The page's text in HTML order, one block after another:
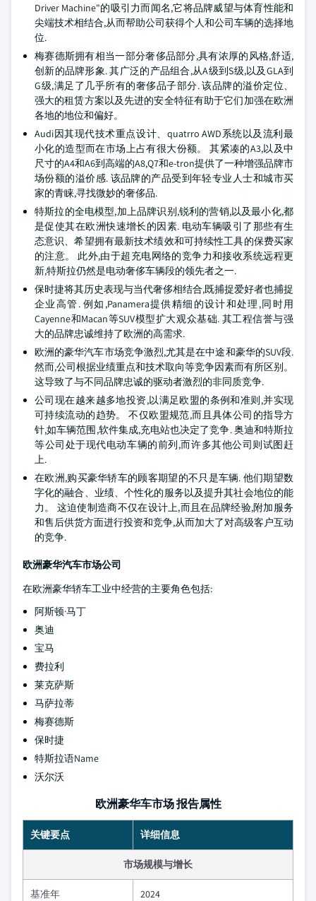
Driver Machine"的吸引力而闻名,它将品牌威望与体育性能和
尖端技术相结合,从而帮助公司获得个人和公司车辆的选择地
位.
梅赛德斯拥有相当一部分奢侈品部分,具有浓厚的风格,舒适,
创新的品牌形象. 其广泛的产品组合,从A级到S级,以及GLA到
G级,满足了几乎所有的奢侈品子部分. 该品牌的溢价定位、
强大的租赁方案以及先进的安全特征有助于它们加强在欧洲
各地的地位和偏好。
Audi因其现代技术重点设计、quatrro AWD系统以及流利最
小化的造型而在市场上占有很大份额。 其紧凑的A3,以及中
尺寸的A4和A6到高端的A8,Q7和e-tron提供了一种增强品牌市
场份额的溢价感. 该品牌的产品受到年轻专业人士和城市买
家的青睐,寻找微妙的奢侈品.
特斯拉的全电模型,加上品牌识别,锐利的营销,以及最小化,都
是促使其在欧洲快速增长的因素. 电动车辆吸引了那些有生
态意识、希望拥有最新技术绩效和可持续性工具的保费买家
的注意。 此外,由于超充电网络的竞争力和接收系统远程更
新,特斯拉仍然是电动奢侈车辆段的领先者之一.
保时捷将其历史表现与当代奢侈相结合,既捕捉爱好者也捕捉
企业高管. 例如,Panamera提供精细的设计和处理,同时用
Cayenne和Macan等SUV模型扩大观众基础. 其工程信誉与强
大的品牌忠诚维持了欧洲的高需求.
欧洲的豪华汽车市场竞争激烈,尤其是在中途和豪华的SUV段.
然而,公司根据业绩重点和技术取向等竞争因素而有所区别。
这导致了与不同品牌忠诚的驱动者激烈的非同质竞争.
公司现在越来越多地投资,以满足欧盟的条例和准则,并实现
可持续流动的趋势。 不仅欧盟规范,而且具体公司的指导方
针,如车辆范围,软件集成,充电站也决定了竞争. 奥迪和特斯拉
等公司处于现代电动车辆的前列,而许多其他公司则试图赶
上.
在欧洲,购买豪华轿车的顾客期望的不只是车辆. 他们期望数
字化的融合、业绩、个性化的服务以及提升其社会地位的能
力。 这迫使制造商不仅在设计上,而且在品牌经验,附加服务
和售后供货方面进行投资和竞争,从而加大了对高级客户互动
的竞争.
欧洲豪华汽车市场公司
在欧洲豪华轿车工业中经营的主要角色包括:
阿斯顿·马丁
奥迪
宝马
费拉利
莱克萨斯
马萨拉蒂
梅赛德斯
保时捷
特斯拉语Name
沃尔沃
欧洲豪华车市场 报告属性
关键要点 详细信息
市场规模与增长
基准年 2024